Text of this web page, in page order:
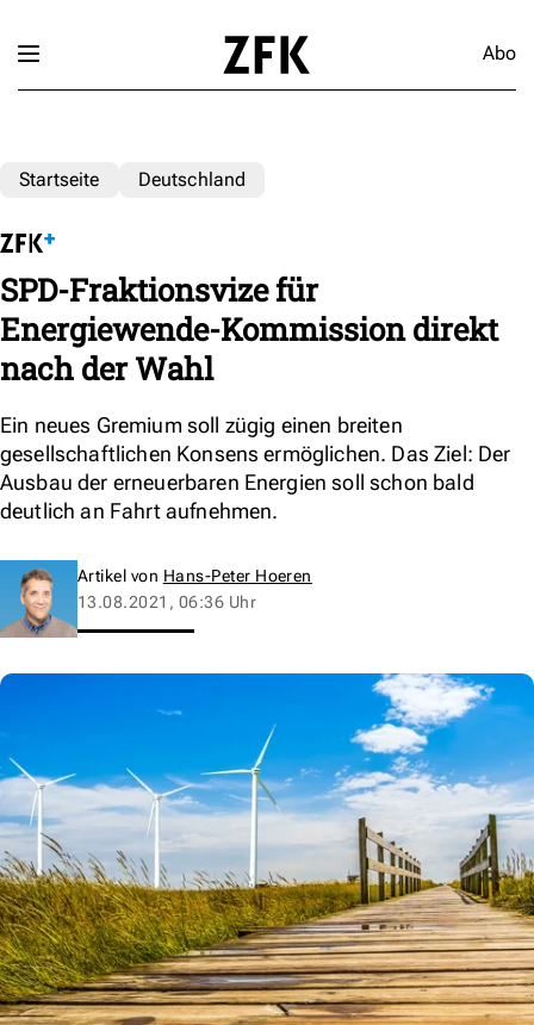
Abo
Startseite Deutschland
SPD-Fraktionsvize für
Energiewende-Kommission direkt
nach der Wahl
Ein neues Gremium soll zügig einen breiten
gesellschaftlichen Konsens ermöglichen. Das Ziel: Der
Ausbau der erneuerbaren Energien soll schon bald
deutlich an Fahrt aufnehmen.
Artikel von Hans-Peter Hoeren
13.08.2021, 06:36 Uhr